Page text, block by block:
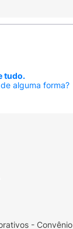
tudo.
alguma forma?
- Convênio